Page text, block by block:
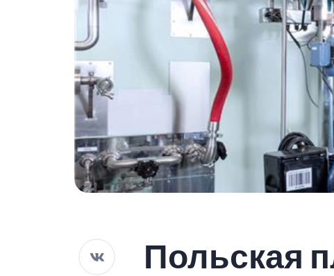
Польская